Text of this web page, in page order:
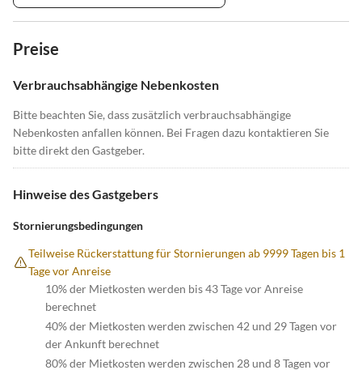
Preise
Verbrauchsabhängige Nebenkosten
Bitte beachten Sie, dass zusätzlich verbrauchsabhängige
Nebenkosten anfallen können. Bei Fragen dazu kontaktieren Sie
bitte direkt den Gastgeber.
Hinweise des Gastgebers
Stornierungsbedingungen
Teilweise Rückerstattung für Stornierungen ab 9999 Tagen bis 1
Tage vor Anreise
10% der Mietkosten werden bis 43 Tage vor Anreise
berechnet
40% der Mietkosten werden zwischen 42 und 29 Tagen vor
der Ankunft berechnet
80% der Mietkosten werden zwischen 28 und 8 Tagen vor